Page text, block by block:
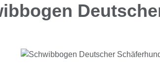
überspringen